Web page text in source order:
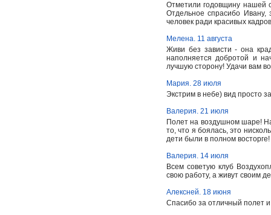
Отметили годовщину нашей
Отдельное спрасибо
человек ради красивых
Мелена. 11 августа
Живи без зависти - она
наполняется добротой и
лучшую сторону! Удачи вам
Мария. 28 июля
Экстрим в небе) вид просто
Валерия. 21 июля
Полет на воздушном шаре!
то, что я боялась, это
дети были в полном
Валерия. 14 июля
Всем советую клуб
свою работу, а живут своим
Алексней. 18 июня
Спасибо за отличный полет